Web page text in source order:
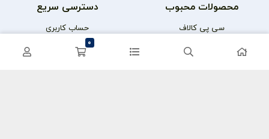
محصولات محبوب
سی پی کالاف
کریستال گنشین
دسترسی سریع
حساب کاربری
سفارشات
0